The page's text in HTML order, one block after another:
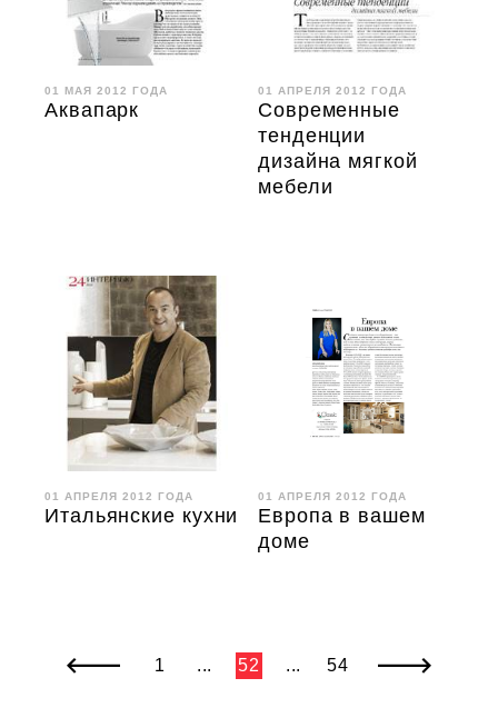
01 МАЯ 2012 ГОДА
Аквапарк
01 АПРЕЛЯ 2012 ГОДА
Современные
тенденции
дизайна мягкой
мебели
01 АПРЕЛЯ 2012 ГОДА
Итальянские кухни
01 АПРЕЛЯ 2012 ГОДА
Европа в вашем
доме
1 ... 52 ... 54